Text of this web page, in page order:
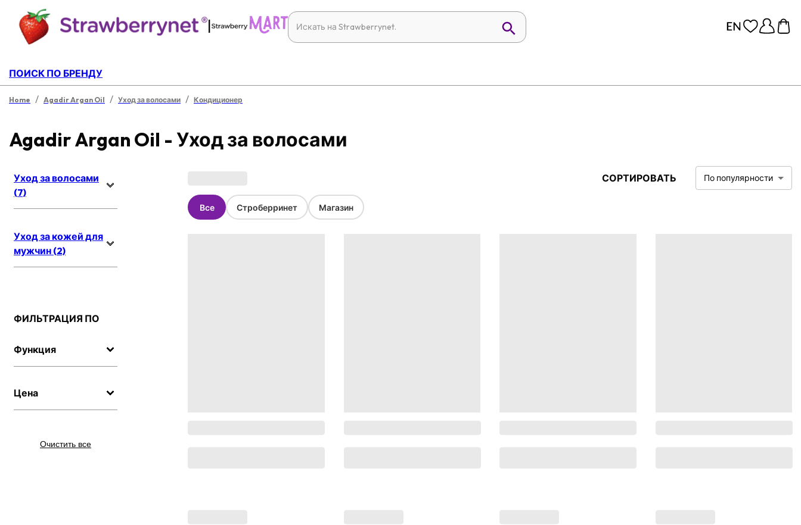
|
ПОИСК ПО БРЕНДУ
Home / Agadir Argan Oil / Уход за волосами / Кондиционер
Agadir Argan Oil - Уход за волосами
Уход за волосами
(7)
Уход за кожей для
мужчин (2)
ФИЛЬТРАЦИЯ ПО
Функция
Цена
Очистить все
СОРТИРОВАТЬ По популярности
Все Строберринет Магазин